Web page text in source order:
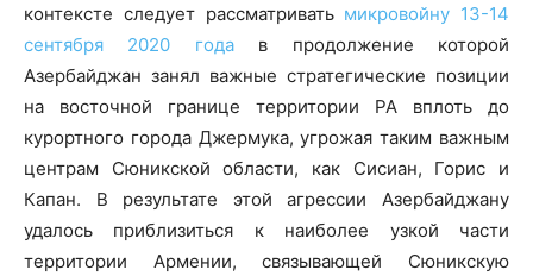
контексте следует рассматривать микровойну 13-14
сентября 2020 годав продолжение которой
Азербайджан занял важные стратегические позиции
на восточной границе территории РА вплоть до
курортного города Джермука, угрожая таким важным
центрам Сюникской области, как Сисиан, Горис и
Капан. В результате этой агрессии Азербайджану
удалось приблизиться к наиболее узкой части
территории Армении, связывающей Сюникскую